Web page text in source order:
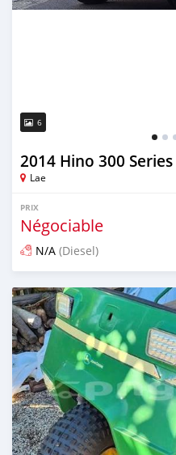
6
2014 Hino 300 Series
Lae
PRIX
Négociable
N/A (Diesel)
Publié il y a 3 mois